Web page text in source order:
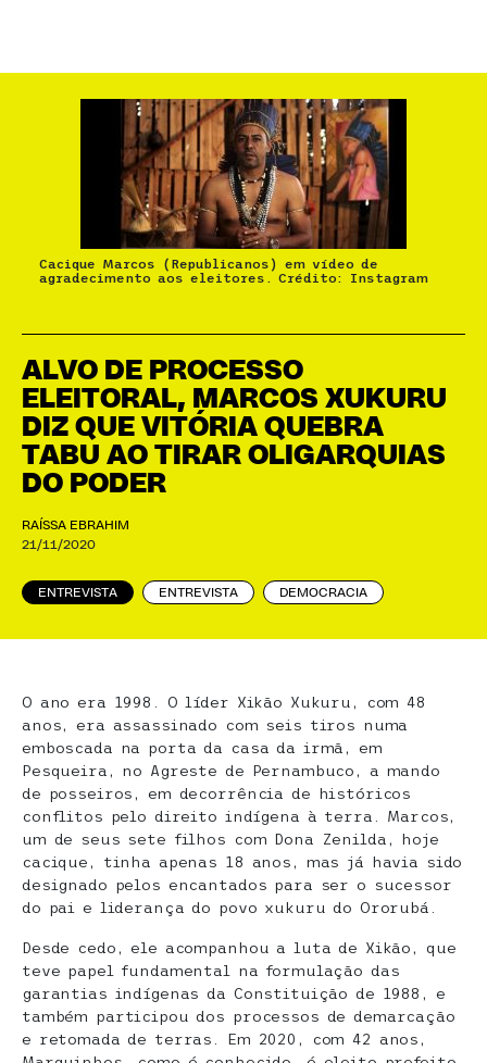
ALVO DE PROCESSO
ELEITORAL, MARCOS XUKURU
DIZ QUE VITÓRIA QUEBRA
TABU AO TIRAR OLIGARQUIAS
DO PODER
RAÍSSA EBRAHIM
21/11/2020
ENTREVISTA ENTREVISTA DEMOCRACIA
Cacique Marcos (Republicanos) em vídeo de
agradecimento aos eleitores. Crédito: Instagram
O ano era 1998. O líder Xikão Xukuru, com 48
anos, era assassinado com seis tiros numa
emboscada na porta da casa da irmã, em
Pesqueira, no Agreste de Pernambuco, a mando
de posseiros, em decorrência de históricos
conflitos pelo direito indígena à terra. Marcos,
um de seus sete filhos com Dona Zenilda, hoje
cacique, tinha apenas 18 anos, mas já havia sido
designado pelos encantados para ser o sucessor
do pai e liderança do povo xukuru do Ororubá.
Desde cedo, ele acompanhou a luta de Xikão, que
teve papel fundamental na formulação das
garantias indígenas da Constituição de 1988, e
também participou dos processos de demarcação
e retomada de terras. Em 2020, com 42 anos,